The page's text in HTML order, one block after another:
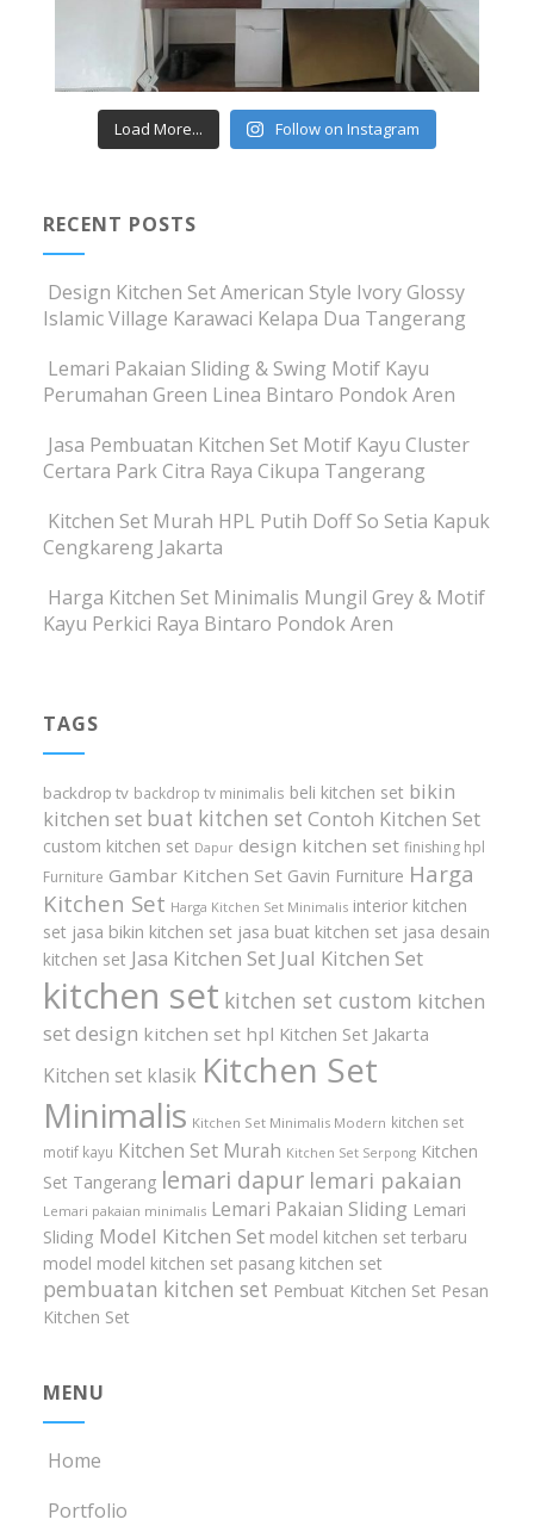
Load More... Follow on Instagram
RECENT POSTS
Design Kitchen Set American Style Ivory Glossy
Islamic Village Karawaci Kelapa Dua Tangerang
Lemari Pakaian Sliding & Swing Motif Kayu
Perumahan Green Linea Bintaro Pondok Aren
Jasa Pembuatan Kitchen Set Motif Kayu Cluster
Certara Park Citra Raya Cikupa Tangerang
Kitchen Set Murah HPL Putih Doff So Setia Kapuk
Cengkareng Jakarta
Harga Kitchen Set Minimalis Mungil Grey & Motif
Kayu Perkici Raya Bintaro Pondok Aren
TAGS
backdrop tv backdrop tv minimalis beli kitchen set bikin
kitchen set buat kitchen set Contoh Kitchen Set
custom kitchen set Dapur design kitchen set finishing hpl
Furniture Gambar Kitchen Set Gavin Furniture Harga
Kitchen Set Harga Kitchen Set Minimalis interior kitchen
set jasa bikin kitchen set jasa buat kitchen set jasa desain
kitchen set Jasa Kitchen Set Jual Kitchen Set
kitchen set kitchen set custom kitchen
set design kitchen set hpl Kitchen Set Jakarta
Kitchen set klasik Kitchen Set
Minimalis Kitchen Set Minimalis Modern kitchen set
motif kayu Kitchen Set Murah Kitchen Set Serpong Kitchen
Set Tangerang lemari dapur lemari pakaian
Lemari pakaian minimalis Lemari Pakaian Sliding Lemari
Sliding Model Kitchen Set model kitchen set terbaru
model model kitchen set pasang kitchen set
pembuatan kitchen set Pembuat Kitchen Set Pesan
Kitchen Set
MENU
Home
Portfolio